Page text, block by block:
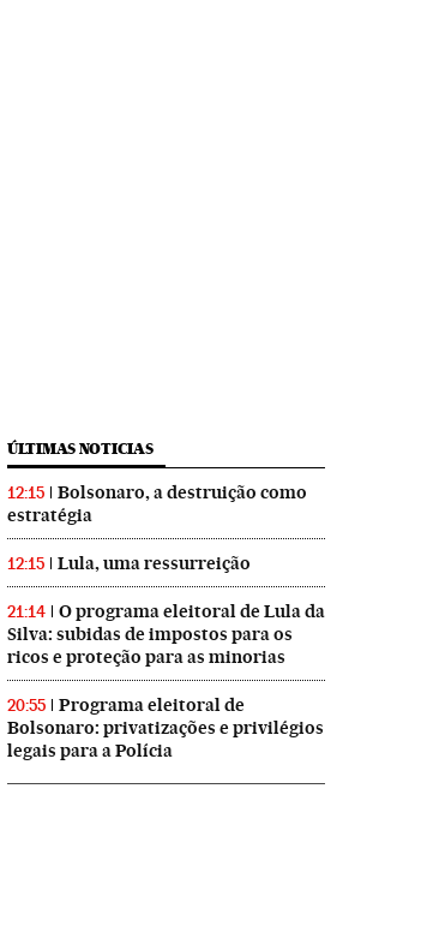
ÚLTIMAS NOTICIAS
12:15
Bolsonaro, a destruição como
estratégia
12:15 Lula, uma ressurreição
21:14
O programa eleitoral de Lula da
Silva: subidas de impostos para os
ricos e proteção para as minorias
20:55
Programa eleitoral de
Bolsonaro: privatizações e privilégios
legais para a Polícia